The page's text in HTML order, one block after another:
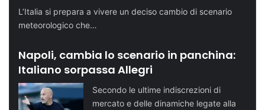
L’Italia si prepara a vivere un deciso cambio di scenario
meteorologico che…
Napoli, cambia lo scenario in panchina:
Italiano sorpassa Allegri
Secondo le ultime indiscrezioni di
mercato e delle dinamiche legate alla